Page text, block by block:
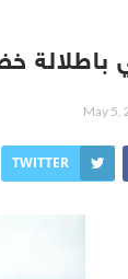
باطلالة
May 5,
TWITTER